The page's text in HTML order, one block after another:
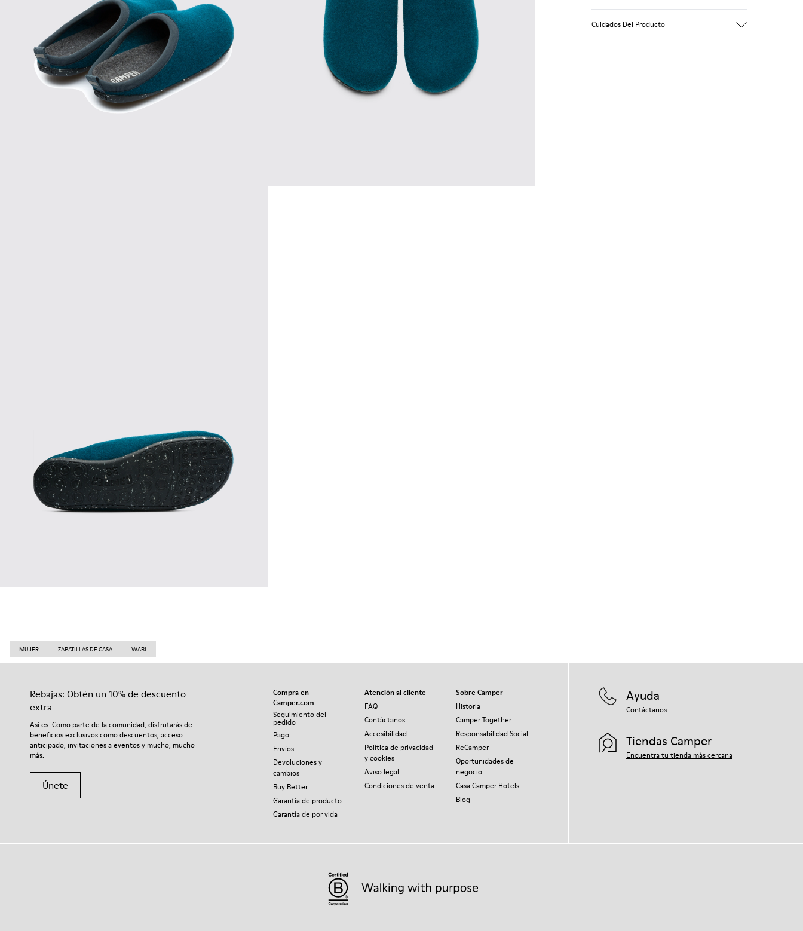
Cuidados Del Producto
MUJER ZAPATILLAS DE CASA WABI
Rebajas: Obtén un 10% de descuento
extra
Así es. Como parte de la comunidad, disfrutarás de
beneficios exclusivos como descuentos, acceso
anticipado, invitaciones a eventos y mucho, mucho
más.
Únete
Compra en
Camper.com
Seguimiento del
pedido
Pago
Envíos
Devoluciones y
cambios
Buy Better
Garantía de producto
Garantía de por vida
Atención al cliente
FAQ
Contáctanos
Accesibilidad
Política de privacidad
y cookies
Aviso legal
Condiciones de venta
Sobre Camper
Historia
Camper Together
Responsabilidad Social
ReCamper
Oportunidades de
negocio
Casa Camper Hotels
Blog
Ayuda
Contáctanos
Tiendas Camper
Encuentra tu tienda más cercana